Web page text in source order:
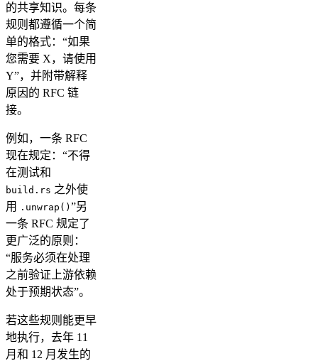
的共享知识。每条
规则都遵循一个简
单的格式：“如果
您需要 X，请使用
Y”，并附带解释
原因的 RFC 链
接。
例如，一条 RFC
现在规定：“不得
在测试和
build.rs 之外使
用
.unwrap() ”另
一条 RFC 规定了
更广泛的原则：
“服务必须在处理
之前验证上游依赖
处于预期状态”。
若这些规则能更早
地执行，去年 11
月和 12 月发生的